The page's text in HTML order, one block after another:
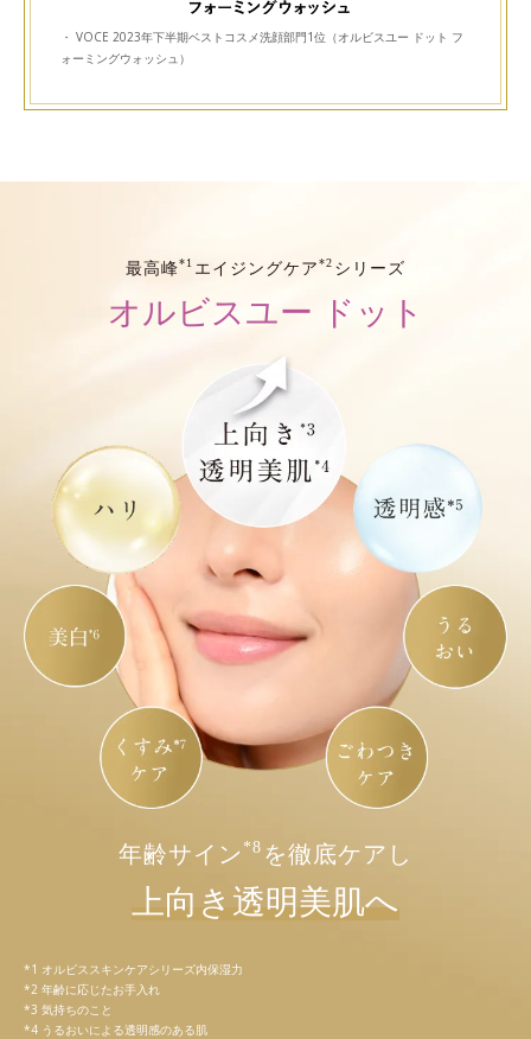
・ VOCE 2023年下半期ベストコスメ洗顔部門1位（オルビスユー ドット フ
ォーミングウォッシュ）
最高峰*1 エイジングケア*2 シリーズ
オルビスユー ドット
年齢サイン *8 を徹底ケアし
上向き透明美肌へ
オルビススキンケアシリーズ内保湿力
年齢に応じたお手入れ
気持ちのこと
うるおいによる透明感のある肌